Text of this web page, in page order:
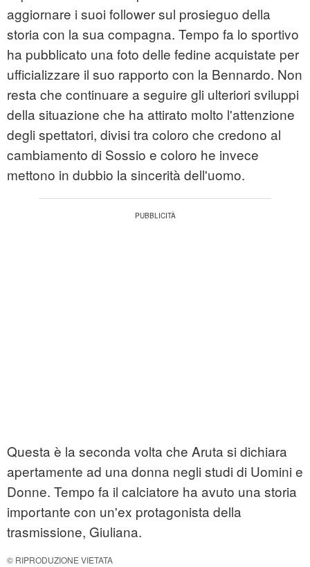
aggiornare i suoi follower sul prosieguo della
storia con la sua compagna. Tempo fa lo sportivo
ha pubblicato una foto delle fedine acquistate per
ufficializzare il suo rapporto con la Bennardo. Non
resta che continuare a seguire gli ulteriori sviluppi
della situazione che ha attirato molto l'attenzione
degli spettatori, divisi tra coloro che credono al
cambiamento di Sossio e coloro he invece
mettono in dubbio la sincerità dell'uomo.
Questa è la seconda volta che Aruta si dichiara
apertamente ad una donna negli studi di Uomini e
Donne. Tempo fa il calciatore ha avuto una storia
importante con un'ex protagonista della
trasmissione, Giuliana.
© RIPRODUZIONE VIETATA